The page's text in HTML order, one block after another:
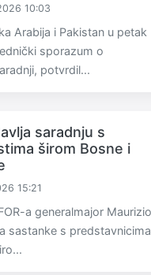
10:03
Arabija i Pakistan u petak
sporazum o
potvrdil...
saradnju s
širom Bosne i
15:21
a generalmajor Maurizio
sastanke s predstavnicima